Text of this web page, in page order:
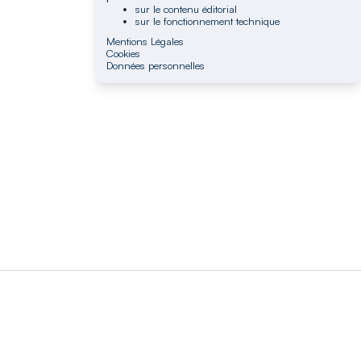
sur le contenu éditorial
sur le fonctionnement technique
Mentions Légales
Cookies
Données personnelles